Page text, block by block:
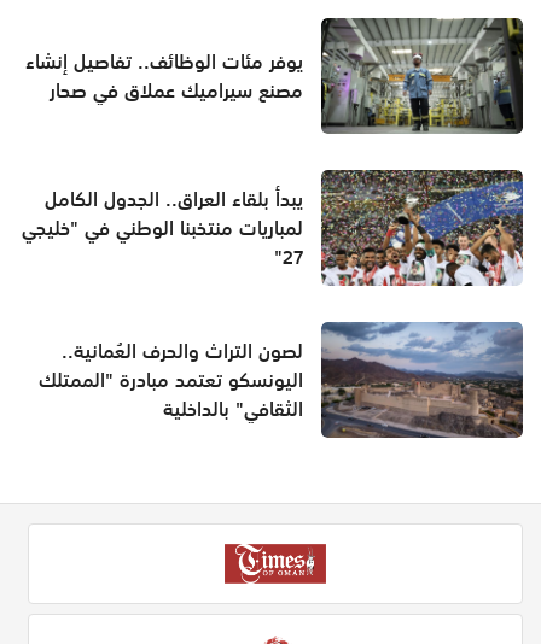
يوفر مئات الوظائف.. تفاصيل إنشاء
مصنع سيراميك عملاق في صحار
يبدأ بلقاء العراق.. الجدول الكامل
لمباريات منتخبنا الوطني في "خليجي
27"
لصون التراث والحرف العُمانية..
اليونسكو تعتمد مبادرة "الممتلك
الثقافي" بالداخلية